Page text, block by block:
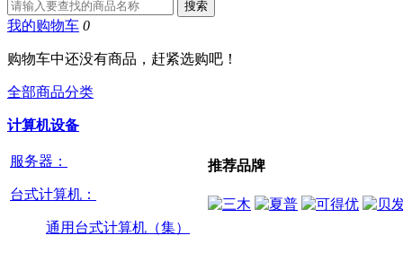
我的购物车 0
购物车中还没有商品，赶紧选购吧！
全部商品分类
计算机设备
服务器：
台式计算机：
通用台式计算机（集）
推荐品牌